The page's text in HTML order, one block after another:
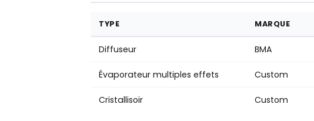
TYPE MARQUE
Diffuseur BMA
Évaporateur multiples effets Custom
Cristallisoir Custom